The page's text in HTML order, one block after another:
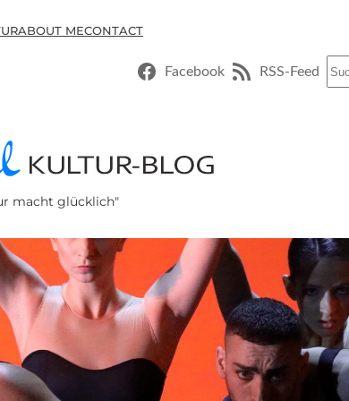
ABOUT MECONTACT
Facebook RSS-Feed
macht glücklich"